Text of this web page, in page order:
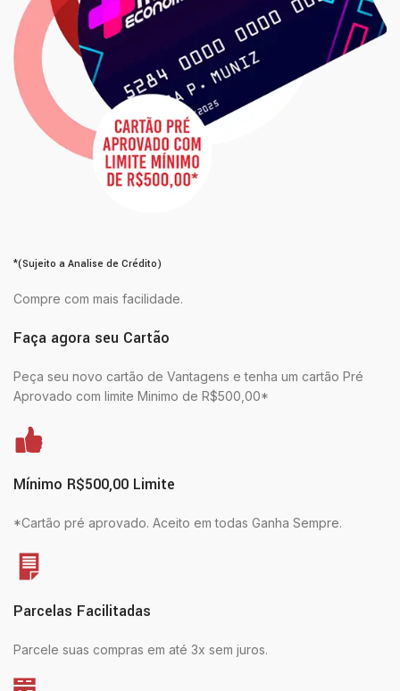
*(Sujeito a Analise de Crédito)
Compre com mais facilidade.
Faça agora seu Cartão
Peça seu novo cartão de Vantagens e tenha um cartão Pré
Aprovado com limite Minimo de R$500,00*
Mínimo R$500,00 Limite
*Cartão pré aprovado. Aceito em todas Ganha Sempre.
Parcelas Facilitadas
Parcele suas compras em até 3x sem juros.